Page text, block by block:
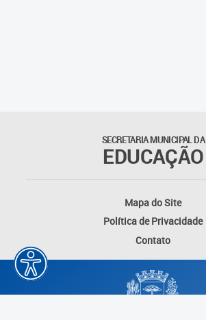
SECRETARIA MUNICIPAL DA
EDUCAÇÃO
Mapa do Site
Política de Privacidade
Contato